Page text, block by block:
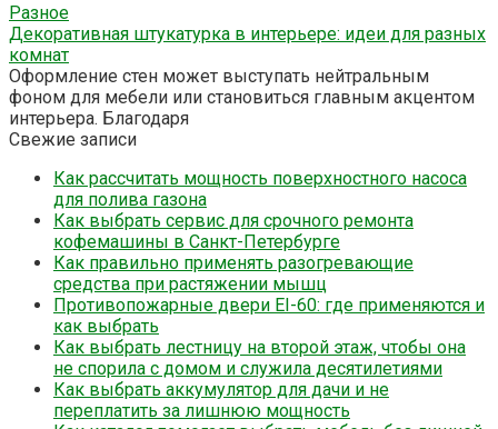
Разное
Декоративная штукатурка в интерьере: идеи для разных
комнат
Оформление стен может выступать нейтральным
фоном для мебели или становиться главным акцентом
интерьера. Благодаря
Свежие записи
Как рассчитать мощность поверхностного насоса
для полива газона
Как выбрать сервис для срочного ремонта
кофемашины в Санкт-Петербурге
Как правильно применять разогревающие
средства при растяжении мышц
Противопожарные двери EI-60: где применяются и
как выбрать
Как выбрать лестницу на второй этаж, чтобы она
не спорила с домом и служила десятилетиями
Как выбрать аккумулятор для дачи и не
переплатить за лишнюю мощность